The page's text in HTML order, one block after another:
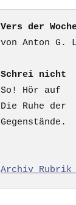
Vers der
Schrei nicht
So! Hör auf
Die Ruhe der
Gegenstände.
Archiv Rubrik